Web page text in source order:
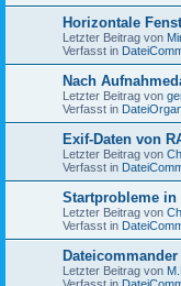
Horizontale
Letzter Beitrag von
Verfasst in
Nach
Letzter Beitrag von
Verfasst in
Exif-Daten von
Letzter Beitrag von
Verfasst in
Startprobleme in
Letzter Beitrag von
Verfasst in
Letzter Beitrag von
Verfasst in